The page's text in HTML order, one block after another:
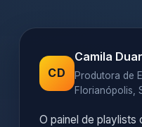
CD
Camila
Produtora de
Florianópolis,
O painel de playlists